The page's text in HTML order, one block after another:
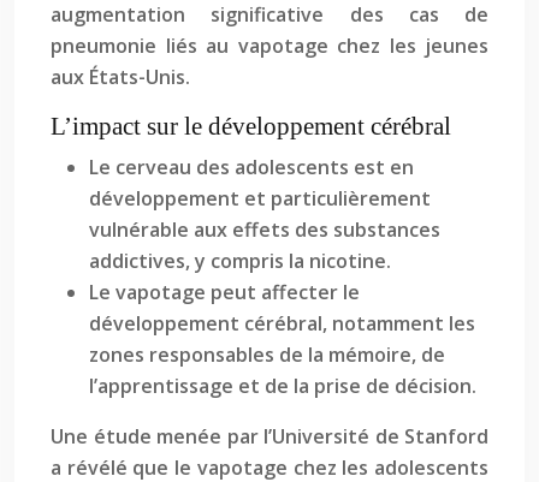
augmentation significative des cas de
pneumonie liés au vapotage chez les jeunes
aux États-Unis.
L’impact sur le développement cérébral
Le cerveau des adolescents est en
développement et particulièrement
vulnérable aux effets des substances
addictives, y compris la nicotine.
Le vapotage peut affecter le
développement cérébral, notamment les
zones responsables de la mémoire, de
l’apprentissage et de la prise de décision.
Une étude menée par l’Université de Stanford
a révélé que le vapotage chez les adolescents